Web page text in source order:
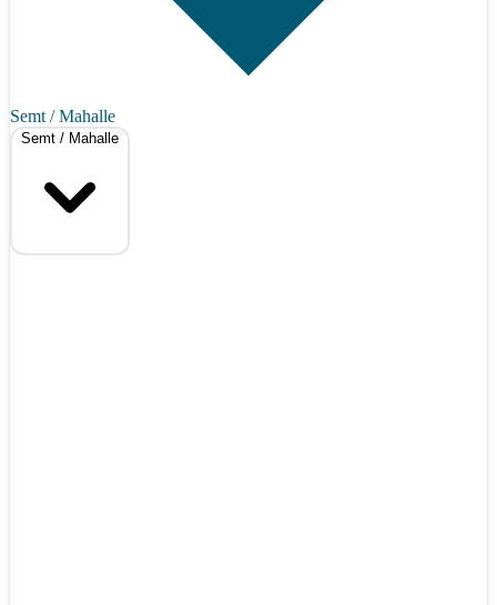
Semt / Mahalle
Semt / Mahalle